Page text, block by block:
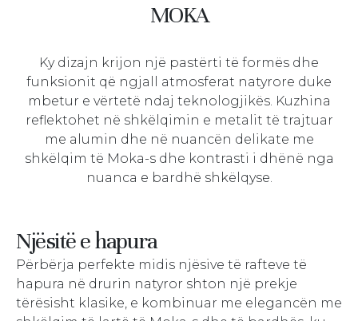
MOKA
Ky dizajn krijon një pastërti të formës dhe
funksionit që ngjall atmosferat natyrore duke
mbetur e vërtetë ndaj teknologjikës. Kuzhina
reflektohet në shkëlqimin e metalit të trajtuar
me alumin dhe në nuancën delikate me
shkëlqim të Moka-s dhe kontrasti i dhënë nga
nuanca e bardhë shkëlqyse.
Njësitë e hapura
Përbërja perfekte midis njësive të rafteve të
hapura në drurin natyror shton një prekje
tërësisht klasike, e kombinuar me elegancën me